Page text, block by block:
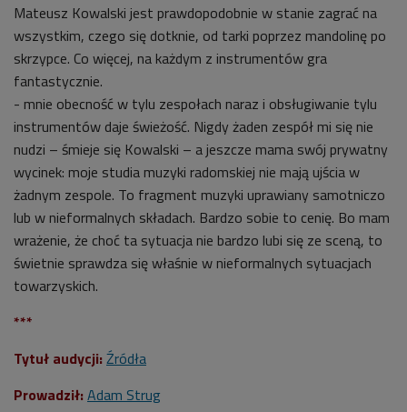
Mateusz Kowalski jest prawdopodobnie w stanie zagrać na
wszystkim, czego się dotknie, od tarki poprzez mandolinę po
skrzypce. Co więcej, na każdym z instrumentów gra
fantastycznie.
- mnie obecność w tylu zespołach naraz i obsługiwanie tylu
instrumentów daje świeżość. Nigdy żaden zespół mi się nie
nudzi – śmieje się Kowalski – a jeszcze mama swój prywatny
wycinek: moje studia muzyki radomskiej nie mają ujścia w
żadnym zespole. To fragment muzyki uprawiany samotniczo
lub w nieformalnych składach. Bardzo sobie to cenię. Bo mam
wrażenie, że choć ta sytuacja nie bardzo lubi się ze sceną, to
świetnie sprawdza się właśnie w nieformalnych sytuacjach
towarzyskich.
***
Tytuł audycji: Źródła
Prowadził: Adam Strug